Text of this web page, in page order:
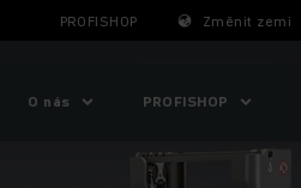
PROFISHOP Změnit zemi
O nás PROFISHOP